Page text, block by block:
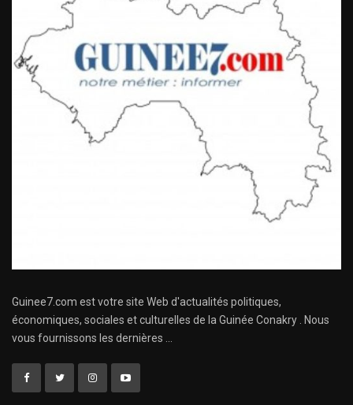
Guinee7.com est votre site Web d'actualités politiques,
économiques, sociales et culturelles de la Guinée Conakry . Nous
vous fournissons les dernières ...